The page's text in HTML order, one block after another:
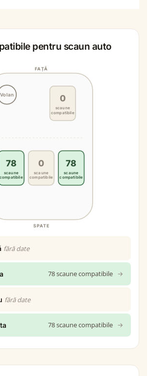
pentru scaun auto
Volan
FAȚĂ
SPATE
0
scaune
compatibile
78
scaune
compatibile
0
scaune
compatibile
78
scaune
compatibile
fără date
78 scaune compatibile →
fără date
78 scaune compatibile →